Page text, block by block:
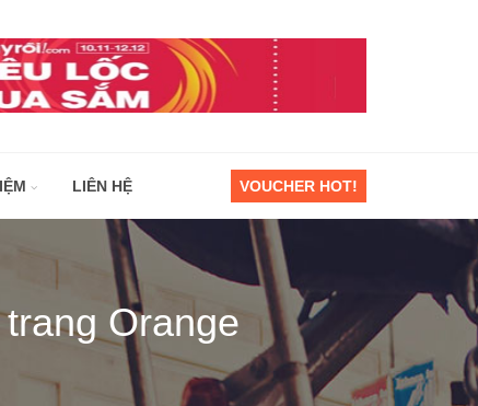
LIÊN HỆ VOUCHER HOT!
Orange